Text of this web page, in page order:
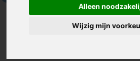
Alleen
Wijzig mijn